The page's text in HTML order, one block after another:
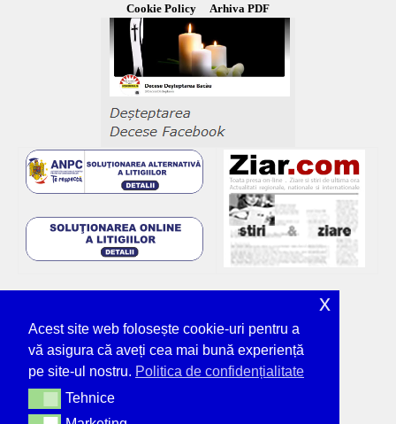
Cookie Policy
Arhiva PDF
Acest site web folosește cookie-uri pentru a
vă asigura că aveți cea mai bună experiență
pe site-ul nostru. Politica de confidențialitate
TehniceTehnice
x